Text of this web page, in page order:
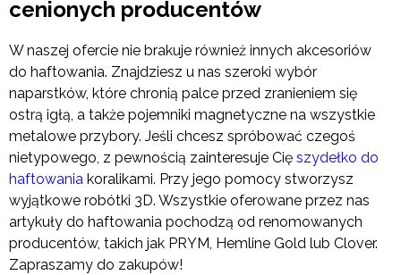
cenionych producentów
W naszej ofercie nie brakuje również innych akcesoriów
do haftowania. Znajdziesz u nas szeroki wybór
naparstków, które chronią palce przed zranieniem się
ostrą igłą, a także pojemniki magnetyczne na wszystkie
metalowe przybory. Jeśli chcesz spróbować czegoś
nietypowego, z pewnością zainteresuje Cię szydełko do
haftowania koralikami. Przy jego pomocy stworzysz
wyjątkowe robótki 3D. Wszystkie oferowane przez nas
artykuły do haftowania pochodzą od renomowanych
producentów, takich jak PRYM, Hemline Gold lub Clover.
Zapraszamy do zakupów!